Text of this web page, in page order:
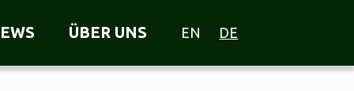
ÜBER UNS EN DE